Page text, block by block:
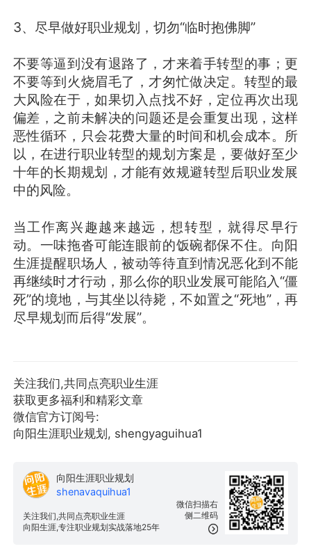
3、尽早做好职业规划，切勿“临时抱佛脚”
不要等逼到没有退路了，才来着手转型的事；更
不要等到火烧眉毛了，才匆忙做决定。转型的最
大风险在于，如果切入点找不好，定位再次出现
偏差，之前未解决的问题还是会重复出现，这样
恶性循环，只会花费大量的时间和机会成本。所
以，在进行职业转型的规划方案是，要做好至少
十年的长期规划，才能有效规避转型后职业发展
中的风险。
当工作离兴趣越来越远，想转型，就得尽早行
动。一味拖沓可能连眼前的饭碗都保不住。向阳
生涯提醒职场人，被动等待直到情况恶化到不能
再继续时才行动，那么你的职业发展可能陷入“僵
死”的境地，与其坐以待毙，不如置之“死地”，再
尽早规划而后得“发展”。
关注我们,共同点亮职业生涯
获取更多福利和精彩文章
微信官方订阅号:
向阳生涯职业规划, shengyaguihua1
微信扫描右
侧二维码
向阳生涯职业规划
shenavaquihua1
关注我们,共同点亮职业生涯
向阳生涯,专注职业规划实战落地25年